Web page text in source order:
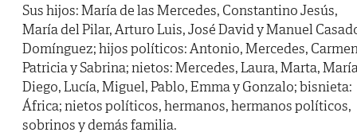
Sus hijos: María de las Mercedes, Constantino Jesús,
María del Pilar, Arturo Luis, José David y Manuel
Domínguez; hijos políticos: Antonio, Mercedes,
Patricia y Sabrina; nietos: Mercedes, Laura, Marta,
Diego, Lucía, Miguel, Pablo, Emma y Gonzalo; bisnieta:
África; nietos políticos, hermanos, hermanos políticos,
sobrinos y demás familia.